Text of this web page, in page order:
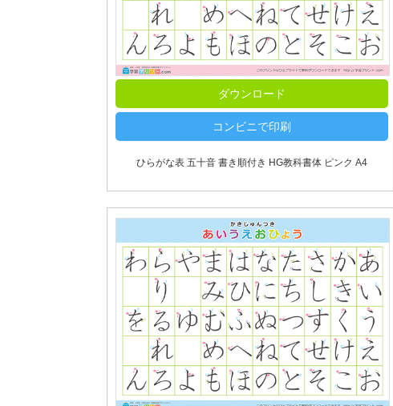
ダウンロード
コンビニで印刷
ひらがな表 五十音 書き順付き HG教科書体 ピンク A4